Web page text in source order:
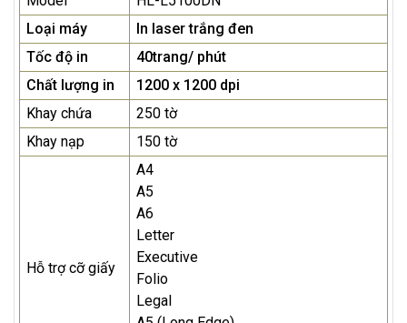
Loại máy
In laser trắng đen
Tốc độ in
40trang/ phút
Chất lượng in
1200 x 1200 dpi
Khay chứa
250 tờ
Khay nạp
150 tờ
Hỗ trợ cỡ giấy
A4
A5
A6
Letter
Executive
Folio
Legal